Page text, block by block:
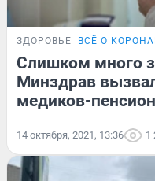
ЗДОРОВЬЕ ВСЁ О
Слишком много
Минздрав
медиков-
14 октября, 2021, 13:36 1